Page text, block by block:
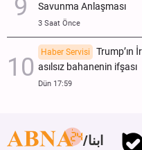
Savunma Anlaşması
3 Saat Önce
Haber Servisi
Trump’ın
asılsız bahanenin ifşası
Dün 17:59
ابنا